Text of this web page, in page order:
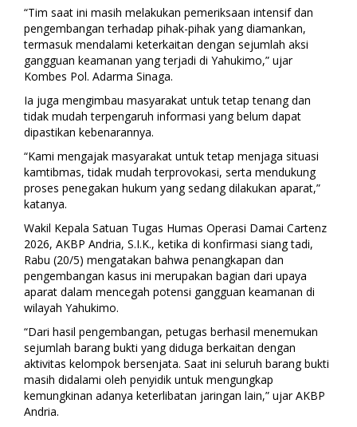
“Tim saat ini masih melakukan pemeriksaan intensif dan
pengembangan terhadap pihak-pihak yang diamankan,
termasuk mendalami keterkaitan dengan sejumlah aksi
gangguan keamanan yang terjadi di Yahukimo,” ujar
Kombes Pol. Adarma Sinaga.
Ia juga mengimbau masyarakat untuk tetap tenang dan
tidak mudah terpengaruh informasi yang belum dapat
dipastikan kebenarannya.
“Kami mengajak masyarakat untuk tetap menjaga situasi
kamtibmas, tidak mudah terprovokasi, serta mendukung
proses penegakan hukum yang sedang dilakukan aparat,”
katanya.
Wakil Kepala Satuan Tugas Humas Operasi Damai Cartenz
2026, AKBP Andria, S.I.K., ketika di konfirmasi siang tadi,
Rabu (20/5) mengatakan bahwa penangkapan dan
pengembangan kasus ini merupakan bagian dari upaya
aparat dalam mencegah potensi gangguan keamanan di
wilayah Yahukimo.
“Dari hasil pengembangan, petugas berhasil menemukan
sejumlah barang bukti yang diduga berkaitan dengan
aktivitas kelompok bersenjata. Saat ini seluruh barang bukti
masih didalami oleh penyidik untuk mengungkap
kemungkinan adanya keterlibatan jaringan lain,” ujar AKBP
Andria.